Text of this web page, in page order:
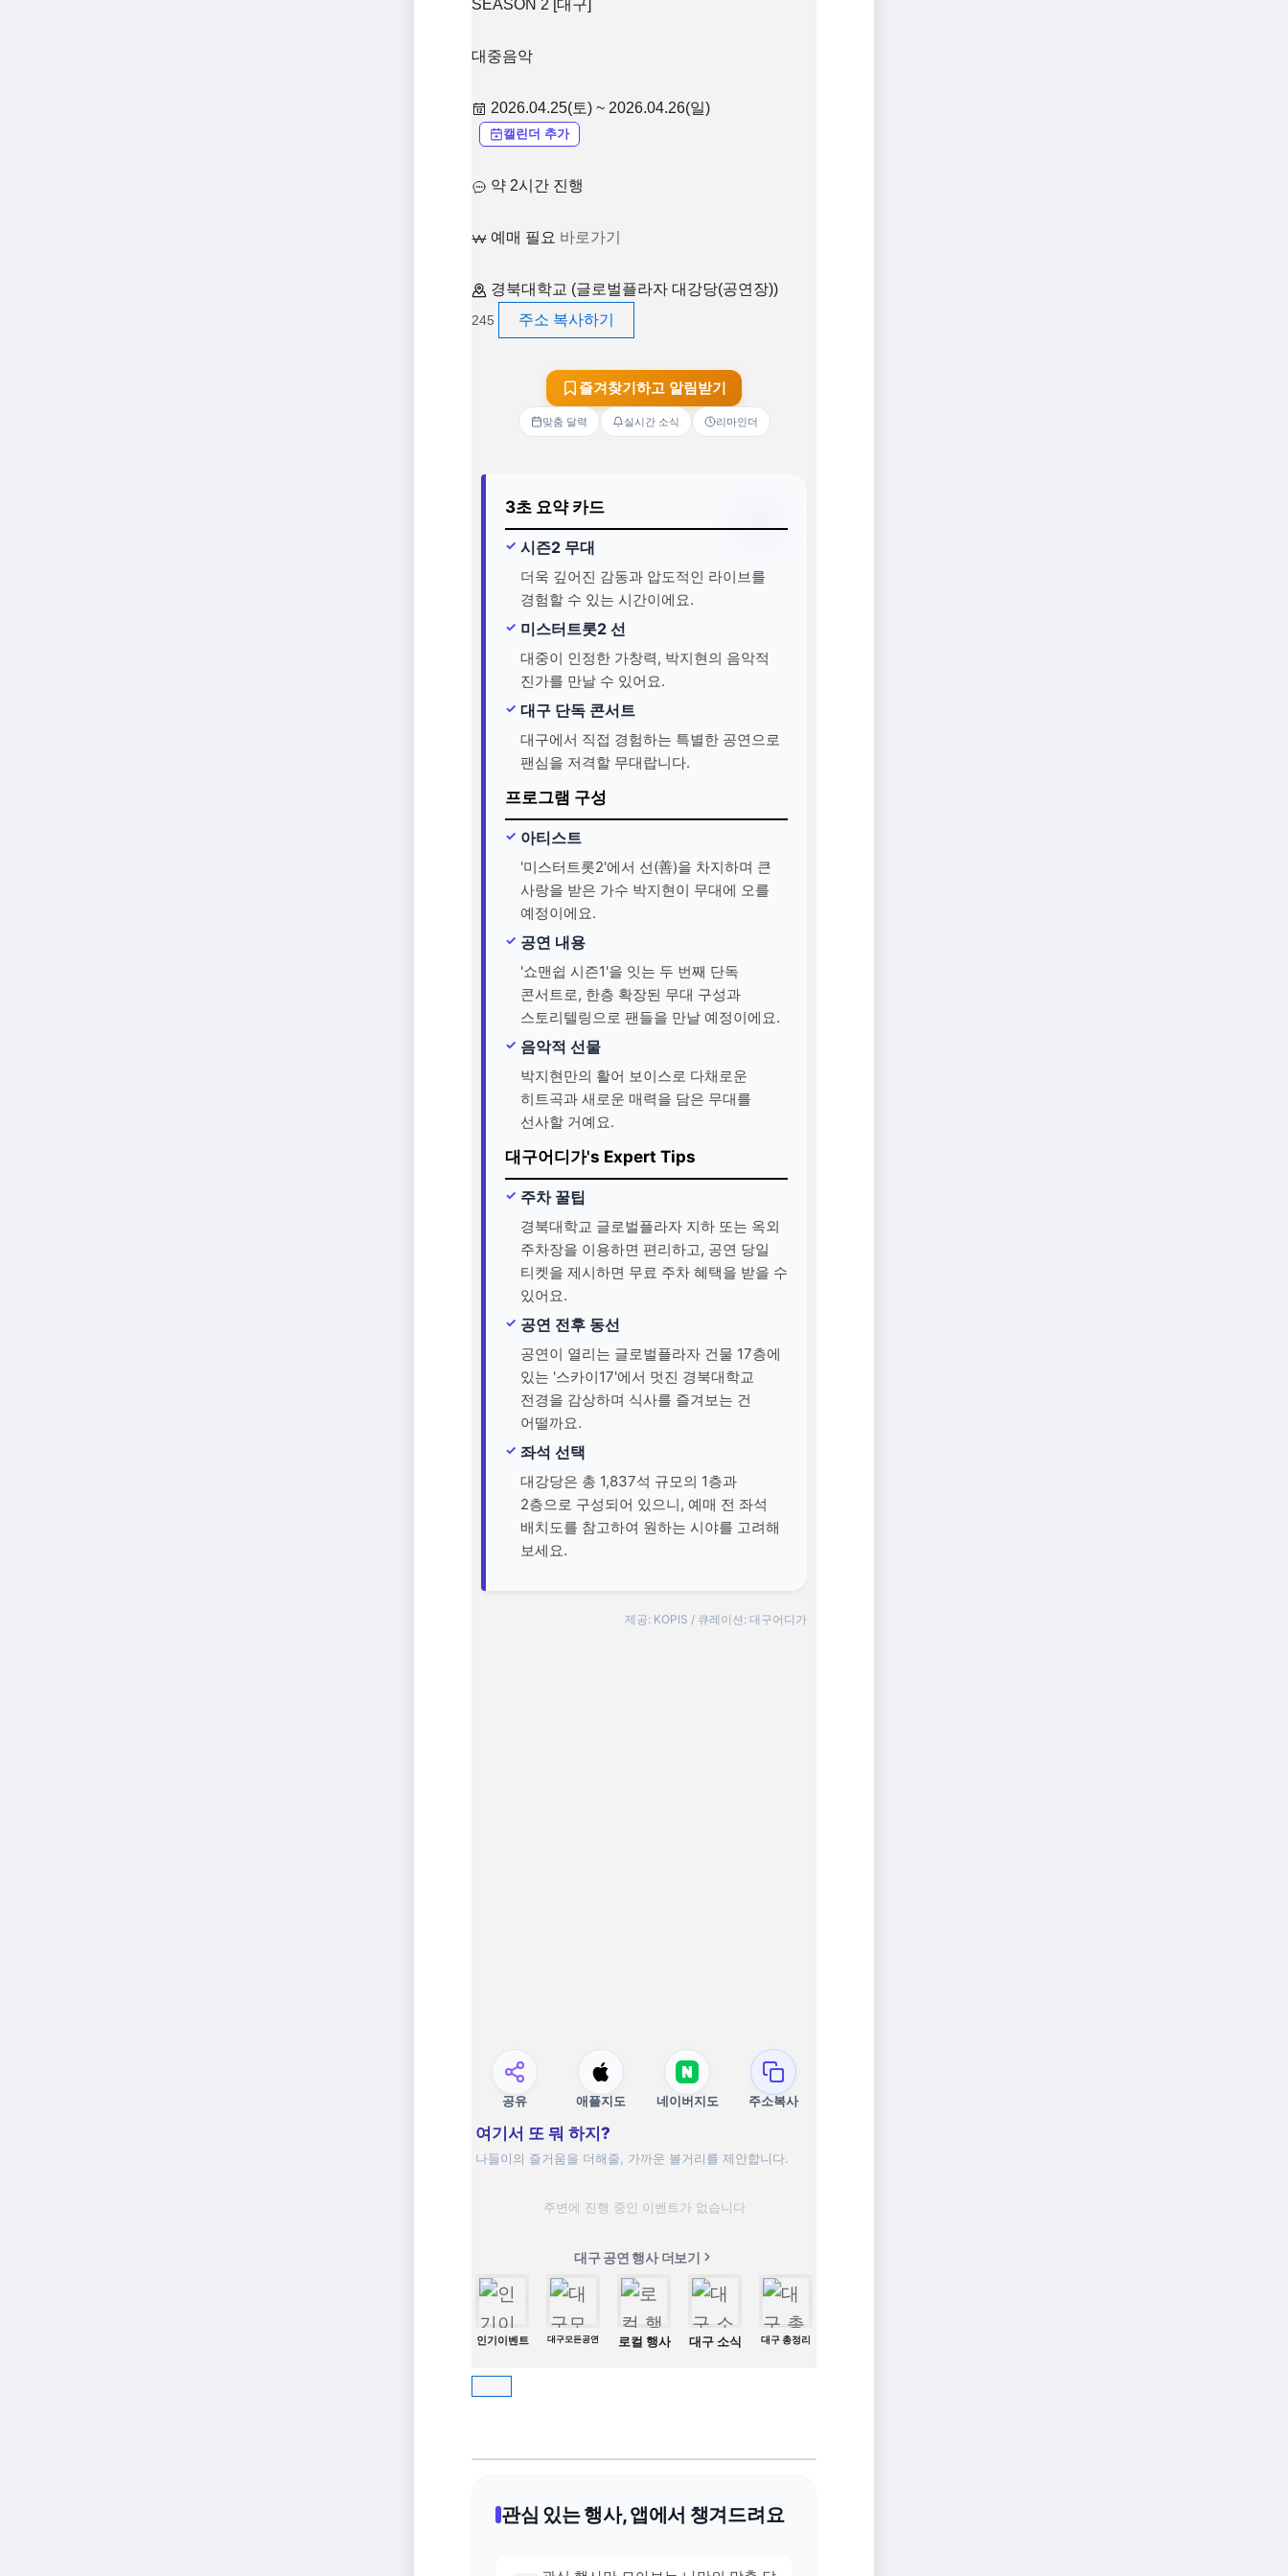
SEASON 2 [대구]
대중음악
2026.04.25(토) ~ 2026.04.26(일)
캘린더 추가
약 2시간 진행
예매 필요 바로가기
경북대학교 (글로벌플라자 대강당(공연장))
245 주소 복사하기
즐겨찾기하고 알림받기
맞춤 달력 실시간 소식 리마인더
3초 요약 카드
시즌2 무대
더욱 깊어진 감동과 압도적인 라이브를
경험할 수 있는 시간이에요.
미스터트롯2 선
대중이 인정한 가창력, 박지현의 음악적
진가를 만날 수 있어요.
대구 단독 콘서트
대구에서 직접 경험하는 특별한 공연으로
팬심을 저격할 무대랍니다.
프로그램 구성
아티스트
'미스터트롯2'에서 선(善)을 차지하며 큰
사랑을 받은 가수 박지현이 무대에 오를
예정이에요.
공연 내용
'쇼맨쉽 시즌1'을 잇는 두 번째 단독
콘서트로, 한층 확장된 무대 구성과
스토리텔링으로 팬들을 만날 예정이에요.
음악적 선물
박지현만의 활어 보이스로 다채로운
히트곡과 새로운 매력을 담은 무대를
선사할 거예요.
대구어디가's Expert Tips
주차 꿀팁
경북대학교 글로벌플라자 지하 또는 옥외
주차장을 이용하면 편리하고, 공연 당일
티켓을 제시하면 무료 주차 혜택을 받을 수
있어요.
공연 전후 동선
공연이 열리는 글로벌플라자 건물 17층에
있는 '스카이17'에서 멋진 경북대학교
전경을 감상하며 식사를 즐겨보는 건
어떨까요.
좌석 선택
대강당은 총 1,837석 규모의 1층과
2층으로 구성되어 있으니, 예매 전 좌석
배치도를 참고하여 원하는 시야를 고려해
보세요.
제공: KOPIS / 큐레이션: 대구어디가
공유 애플지도 네이버지도 주소복사
여기서 또 뭐 하지?
나들이의 즐거움을 더해줄, 가까운 볼거리를 제안합니다.
주변에 진행 중인 이벤트가 없습니다
대구 공연 행사 더보기
인기이벤트 대구모든공연 로컬 행사 대구 소식 대구 총정리
관심 있는 행사, 앱에서 챙겨드려요